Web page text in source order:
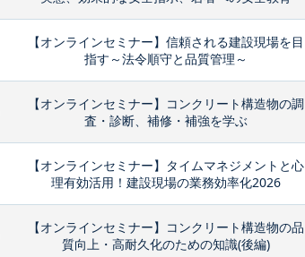
【オンラインセミナー】信頼される建設現場を目
指す～法令順守と品質管理～
【オンラインセミナー】コンクリート構造物の調
査・診断、補修・補強を学ぶ
【オンラインセミナー】タイムマネジメントと心
理有効活用！建設現場の業務効率化2026
【オンラインセミナー】コンクリート構造物の品
質向上・高耐久化のための知識(後編)